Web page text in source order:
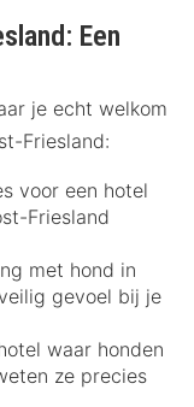
Een
je echt welkom
Friesland:
voor een hotel
Friesland
met hond in
gevoel bij je
waar honden
ze precies